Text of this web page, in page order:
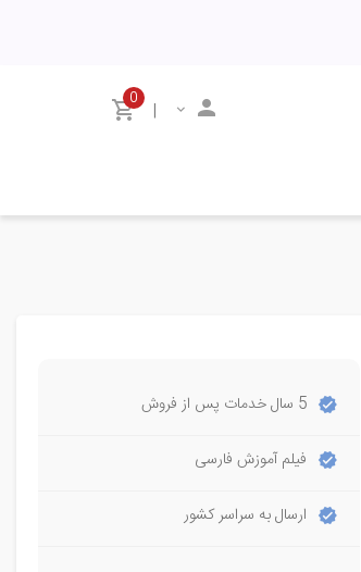
|
0
5 سال خدمات پس از فروش
فیلم آموزش فارسی
ارسال به سراسر کشور